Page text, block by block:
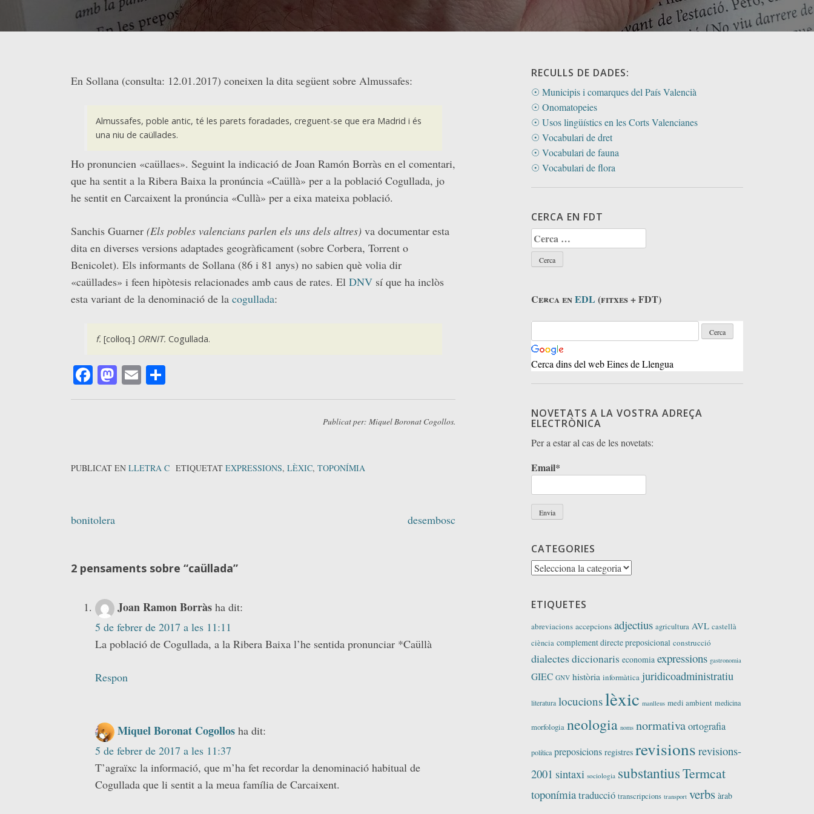
En Sollana (consulta: 12.01.2017) coneixen la dita següent sobre Almussafes:
Almussafes, poble antic, té les parets foradades, creguent-se que era Madrid i és
una niu de caüllades.
Ho pronuncien «caüllaes». Seguint la indicació de Joan Ramón Borràs en el comentari,
que ha sentit a la Ribera Baixa la pronúncia «Caüllà» per a la població Cogullada, jo
he sentit en Carcaixent la pronúncia «Cullà» per a eixa mateixa població.
Sanchis Guarner (Els pobles valencians parlen els uns dels altres) va documentar esta
dita en diverses versions adaptades geogràficament (sobre Corbera, Torrent o
Benicolet). Els informants de Sollana (86 i 81 anys) no sabien què volia dir
«caüllades» i feen hipòtesis relacionades amb caus de rates. El DNV sí que ha inclòs
esta variant de la denominació de la cogullada:
f. [col·loq.] ORNIT. Cogullada.
Facebook
Mastodon
Email
Publicat per: Miquel Boronat Cogollos.
PUBLICAT EN LLETRA C ETIQUETAT EXPRESSIONS, LÈXIC, TOPONÍMIA
Navegació
bonitolera desembosc
2 pensaments sobre “caüllada”
Joan Ramon Borràs ha dit:
5 de febrer de 2017 a les 11:11
La població de Cogullada, a la Ribera Baixa l’he sentida pronunciar *Caüllà
Respon
Miquel Boronat Cogollos ha dit:
5 de febrer de 2017 a les 11:37
T’agraïxc la informació, que m’ha fet recordar la denominació habitual de
Cogullada que li sentit a la meua família de Carcaixent.
RECULLS DE DADES:
☉ Municipis i comarques del País Valencià
☉ Onomatopeies
☉ Usos lingüístics en les Corts Valencianes
☉ Vocabulari de dret
☉ Vocabulari de fauna
☉ Vocabulari de flora
CERCA EN FDT
Cerca:
Cerca enEDL (fitxes + FDT)
Cerca dins del web Eines de Llengua
NOVETATS A LA VOSTRA ADREÇA
ELECTRÒNICA
Per a estar al cas de les novetats:
Email*
CATEGORIES
Categories
ETIQUETES
abreviacions accepcions adjectius agricultura AVL castellà
ciència complement directe preposicional construcció
dialectesdiccionaris economia expressions gastronomia
GIEC GNV història informàtica juridicoadministratiu
literatura locucionslèxic manlleus medi ambient medicina
morfologia neologia noms normativaortografia
política preposicions registres revisions revisions-
2001 sintaxi sociologia substantiusTermcat
toponímiatraducció transcripcions transport verbs àrab